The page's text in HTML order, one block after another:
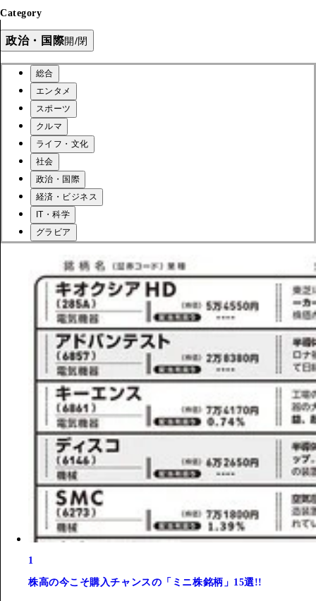
Category
政治・国際開/閉
総合
エンタメ
スポーツ
クルマ
ライフ・文化
社会
政治・国際
経済・ビジネス
IT・科学
グラビア
1
株高の今こそ購入チャンスの「ミニ株銘柄」15選!!